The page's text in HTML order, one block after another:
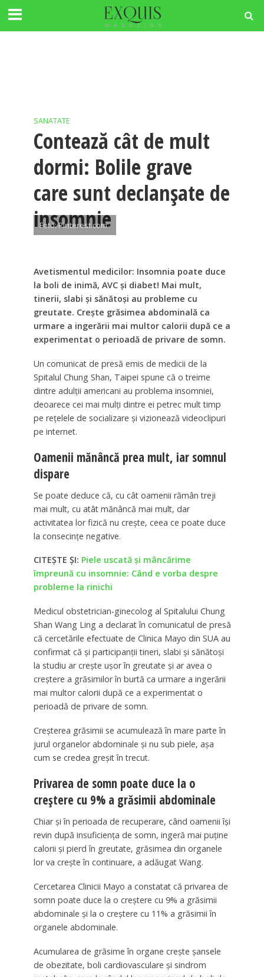
SANATATE
Contează cât de mult
dormi: Bolile grave
care sunt declanșate de
insomnie
Foto: Pinterest.com
Avetismentul medicilor: Insomnia poate duce
la boli de inimă, AVC și diabet! Mai mult,
tinerii, slabi și sănătoși au probleme cu
greutate. Crește grăsimea abdominală ca
urmare a ingerării mai multor calorii după ce a
experimentat o perioadă de privare de somn.
Un comunicat de presă emis de medicii de la
Spitalul Chung Shan, Taipei spune că o treime
dintre adulții americani au problema insomniei,
deoarece cei mai mulți dintre ei petrec mult timp
pe rețelele de socializare și vizionează videoclipuri
pe internet.
Oamenii mănâncă prea mult, iar somnul
dispare
Se poate deduce că, cu cât oamenii rămân treji
mai mult, cu atât mănâncă mai mult, dar
activitatea lor fizică nu crește, ceea ce poate duce
la consecințe negative.
CITEȘTE ȘI: Piele uscată și mâncărime
împreună cu insomnie: Când e vorba despre
probleme la rinichi
Medicul obstetrician-ginecolog al Spitalului Chung
Shan Wang Ling a declarat în comunicatul de presă
că cercetările efectuate de Clinica Mayo din SUA au
confirmat că și participanții tineri, slabi și sănătoși
la studiu ar crește ușor în greutate și ar avea o
creștere a grăsimilor în burtă ca urmare a ingerării
mai multor calorii după ce a experimentat o
perioadă de privare de somn.
Creșterea grăsimii se acumulează în mare parte în
jurul organelor abdominale și nu sub piele, așa
cum se credea greșit în trecut.
Privarea de somn poate duce la o
creștere cu 9% a grăsimii abdominale
Chiar și în perioada de recuperare, când oamenii își
revin după insuficiența de somn, ingeră mai puține
calorii și pierd în greutate, grăsimea din organele
lor va crește în continuare, a adăugat Wang.
Cercetarea Clinicii Mayo a constatat că privarea de
somn poate duce la o creștere cu 9% a grăsimii
abdominale și la o creștere cu 11% a grăsimii în
organele abdominale.
Acumularea de grăsime în organe crește șansele
de obezitate, boli cardiovasculare și sindrom